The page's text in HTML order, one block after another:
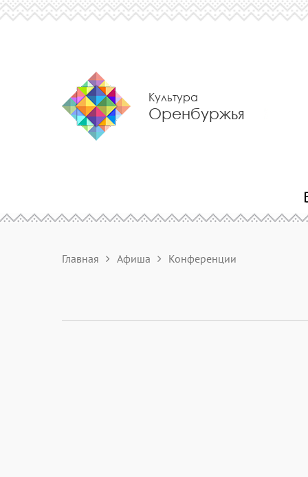
Культура
Оренбуржья
Главная Афиша Конференции